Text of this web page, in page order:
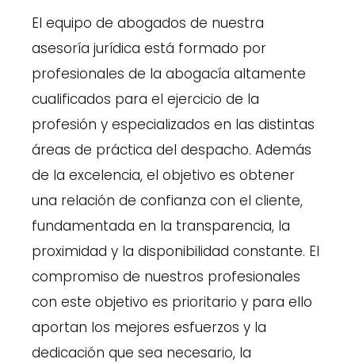
El equipo de abogados de nuestra
asesoría jurídica está formado por
profesionales de la abogacía altamente
cualificados para el ejercicio de la
profesión y especializados en las distintas
áreas de práctica del despacho. Además
de la excelencia, el objetivo es obtener
una relación de confianza con el cliente,
fundamentada en la transparencia, la
proximidad y la disponibilidad constante. El
compromiso de nuestros profesionales
con este objetivo es prioritario y para ello
aportan los mejores esfuerzos y la
dedicación que sea necesario, la